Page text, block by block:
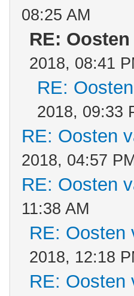
08:25 AM
RE:
2018, 08:41
RE:
2018, 09:33
RE: Oosten
2018, 04:57
RE: Oosten
11:38 AM
RE: Oosten
2018, 12:18
RE: Oosten